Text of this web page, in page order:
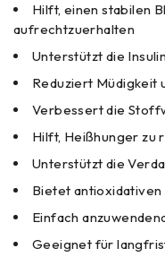
Hilft, einen stabilen
aufrechtzuerhalten
Unterstützt die
Reduziert Müdigkeit
Verbessert die
Hilft, Heißhunger zu
Unterstützt die
Bietet antioxidativen
Einfach
Geeignet für